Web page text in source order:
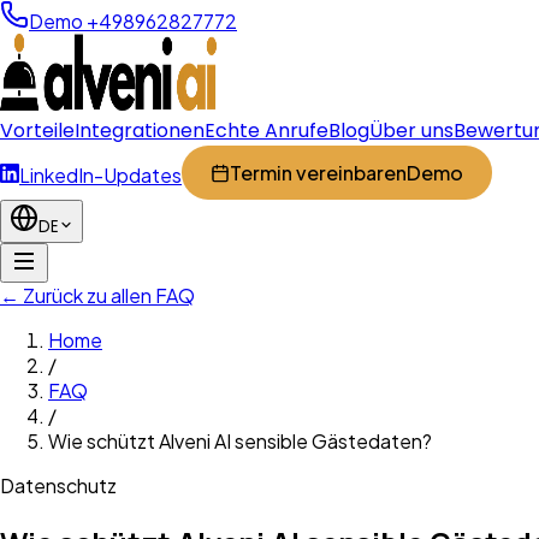
Demo +498962827772
VorteileIntegrationenEchte AnrufeBlogÜber uns
LinkedIn-Updates Termin vereinbarenDemo
DE
← Zurück zu allen FAQ
Home
/
FAQ
/
Wie schützt Alveni AI sensible Gästedaten?
Datenschutz